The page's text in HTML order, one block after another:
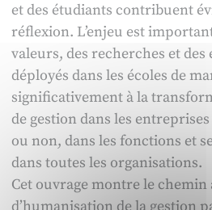
et des étudiants contribuent
réflexion. L’enjeu est
valeurs, des recherches et des
déployés dans les écoles de
significativement à la
de gestion dans les
ou non, dans les fonctions et
dans toutes les organisations.
Cet ouvrage montre le